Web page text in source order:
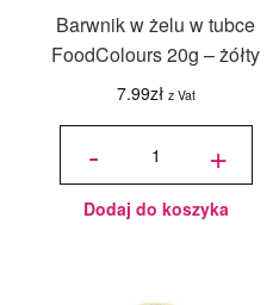
Barwnik w żelu w tubce
FoodColours 20g – żółty
7.99zł z Vat
-
ilość Barwnik
FoodColours
20g - żółty +
Dodaj do koszyka